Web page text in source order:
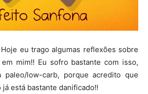
eu trago algumas reflexões sobre
mim!! Eu sofro bastante com isso,
paleo/low-carb, porque acredito que
está bastante danificado!!